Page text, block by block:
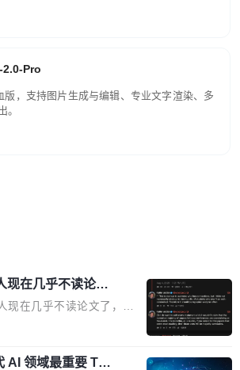
Pro
版，支持图片生成与编辑、专业文字渲染、多
。
现在几乎不读论文
现在几乎不读论文了，而
NeurIPS 充斥着大量过
研究员 Keller Jorda
论。他不是在说风凉
AI 领域最重要 Top